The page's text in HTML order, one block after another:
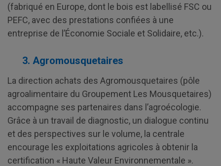
(fabriqué en Europe, dont le bois est labellisé FSC ou
PEFC, avec des prestations confiées à une
entreprise de l’Économie Sociale et Solidaire, etc.).
3. Agromousquetaires
La direction achats des Agromousquetaires (pôle
agroalimentaire du Groupement Les Mousquetaires)
accompagne ses partenaires dans l’agroécologie.
Grâce à un travail de diagnostic, un dialogue continu
et des perspectives sur le volume, la centrale
encourage les exploitations agricoles à obtenir la
certification « Haute Valeur Environnementale ».